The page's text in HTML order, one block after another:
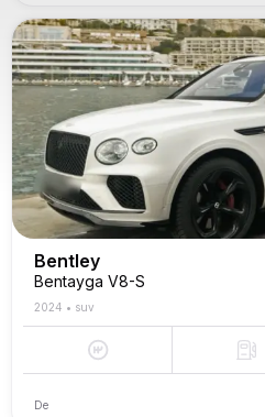
Bentley
Bentayga V8-S
2024 • suv
De